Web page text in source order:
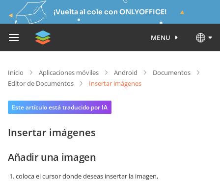
¡Vuelta al cole con ONLYOFFICE!
MENU
Inicio Aplicaciones móviles Android
Documentos
Editor de Documentos
Insertar imágenes
Este artículo está traducido por IA
Insertar imágenes
Añadir una imagen
coloca el cursor donde deseas insertar la imagen,